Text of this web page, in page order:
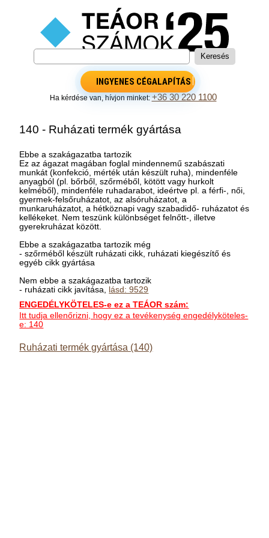
INGYENES CÉGALAPÍTÁS
Ha kérdése van, hívjon minket:+36 30 220 1100
140 - Ruházati termék gyártása
Ebbe a szakágazatba tartozik
Ez az ágazat magában foglal mindennemű szabászati
munkát (konfekció, mérték után készült ruha), mindenféle
anyagból (pl. bőrből, szőrméből, kötött vagy hurkolt
kelméből), mindenféle ruhadarabot, ideértve pl. a férfi-, női,
gyermek-felsőruházatot, az alsóruházatot, a
munkaruházatot, a hétköznapi vagy szabadidő- ruházatot és
kellékeket. Nem teszünk különbséget felnőtt-, illetve
gyerekruházat között.
Ebbe a szakágazatba tartozik még
- szőrméből készült ruházati cikk, ruházati kiegészítő és
egyéb cikk gyártása
Nem ebbe a szakágazatba tartozik
- ruházati cikk javítása, lásd: 9529
ENGEDÉLYKÖTELES-e ez a TEÁOR szám:
Itt tudja ellenőrizni, hogy ez a tevékenység engedélyköteles-
e: 140
Ruházati termék gyártása (140)